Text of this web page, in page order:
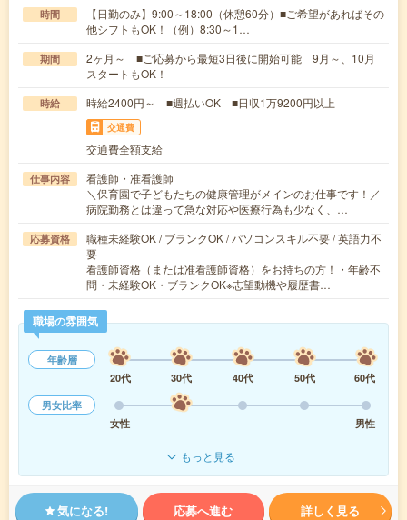
時間
【日勤のみ】9:00～18:00（休憩60分）■ご希望があればその
他シフトもOK！（例）8:30～1…
期間
2ヶ月～ ■ご応募から最短3日後に開始可能 9月～、10月
スタートもOK！
時給 時給2400円～ ■週払いOK ■日収1万9200円以上
交通費
交通費全額支給
仕事内容
看護師・准看護師
＼保育園で子どもたちの健康管理がメインのお仕事です！／
病院勤務とは違って急な対応や医療行為も少なく、…
応募資格
職種未経験OK / ブランクOK / パソコンスキル不要 / 英語力不
要
看護師資格（または准看護師資格）をお持ちの方！・年齢不
問・未経験OK・ブランクOK※志望動機や履歴書…
職場の雰囲気
年齢層
20代
30代 40代 50代
60代
男女比率
女性
男性
もっと見る
気になる! 応募へ進む 詳しく見る